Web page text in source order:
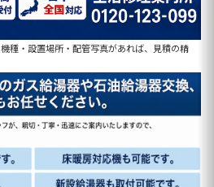
種・設置場所・配管写真があれば、見積の精